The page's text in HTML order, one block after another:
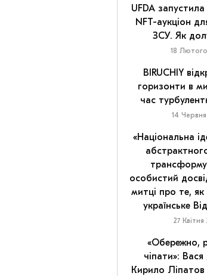
Carpathian Cult про різдвяні свята
UFDA
NFT-аукціон
ЗСУ. Як
18
BIRUCHIY
горизонти в
час
14 Червня
«Національна
особистий
митці про те,
українське
27 Квітня
«Обережно,
чіпати»:
Кирило